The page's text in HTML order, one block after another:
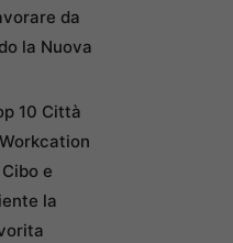
da
la Nuova
10 Città
e
la